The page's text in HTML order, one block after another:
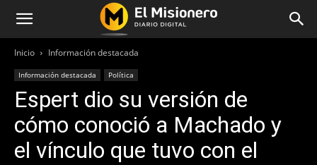
Inicio Información destacada
Información destacada Política
Espert dio su versión de
cómo conoció a Machado y
el vínculo que tuvo con el